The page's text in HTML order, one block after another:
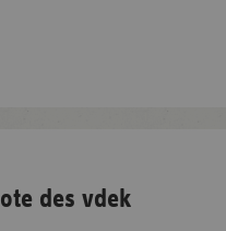
des vdek